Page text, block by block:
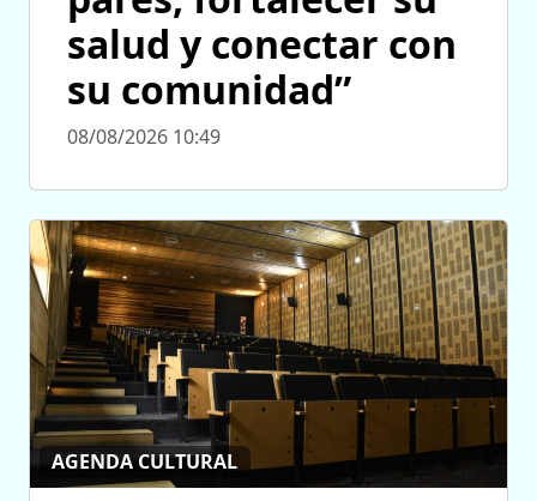
salud y conectar con
su comunidad”
08/08/2026 10:49
AGENDA CULTURAL